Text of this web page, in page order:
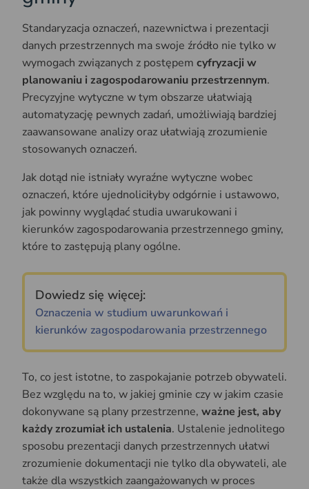
Standaryzacja oznaczeń, nazewnictwa i prezentacji
danych przestrzennych ma swoje źródło nie tylko w
wymogach związanych z postępem cyfryzacji w
planowaniu i zagospodarowaniu przestrzennym.
Precyzyjne wytyczne w tym obszarze ułatwiają
automatyzację pewnych zadań, umożliwiają bardziej
zaawansowane analizy oraz ułatwiają zrozumienie
stosowanych oznaczeń.
Jak dotąd nie istniały wyraźne wytyczne wobec
oznaczeń, które ujednoliciłyby odgórnie i ustawowo,
jak powinny wyglądać studia uwarukowani i
kierunków zagospodarowania przestrzennego gminy,
które to zastępują plany ogólne.
Dowiedz się więcej:
Oznaczenia w studium uwarunkowań i
kierunków zagospodarowania przestrzennego
To, co jest istotne, to zaspokajanie potrzeb obywateli.
Bez względu na to, w jakiej gminie czy w jakim czasie
dokonywane są plany przestrzenne, ważne jest, aby
każdy zrozumiał ich ustalenia. Ustalenie jednolitego
sposobu prezentacji danych przestrzennych ułatwi
zrozumienie dokumentacji nie tylko dla obywateli, ale
także dla wszystkich zaangażowanych w proces